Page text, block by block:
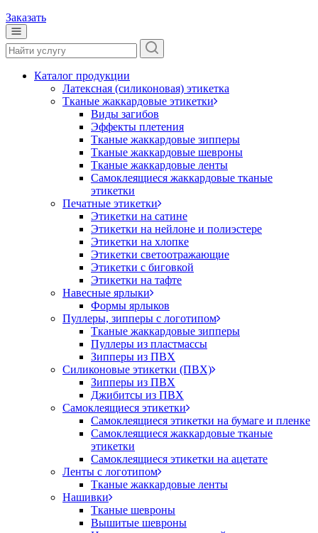
Заказать
Каталог продукции
Латексная (силиконовая) этикетка
Тканые жаккардовые этикетки
Виды загибов
Эффекты плетения
Тканые жаккардовые зипперы
Тканые жаккардовые шевроны
Тканые жаккардовые ленты
Самоклеящиеся жаккардовые тканые
этикетки
Печатные этикетки
Этикетки на сатине
Этикетки на нейлоне и полиэстере
Этикетки на хлопке
Этикетки светоотражающие
Этикетки с биговкой
Этикетки на тафте
Навесные ярлыки
Формы ярлыков
Пуллеры, зипперы с логотипом
Тканые жаккардовые зипперы
Пуллеры из пластмассы
Зипперы из ПВХ
Силиконовые этикетки (ПВХ)
Зипперы из ПВХ
Джибитсы из ПВХ
Самоклеящиеся этикетки
Самоклеящиеся этикетки на бумаге и пленке
Самоклеящиеся жаккардовые тканые
этикетки
Самоклеящиеся этикетки на ацетате
Ленты с логотипом
Тканые жаккардовые ленты
Нашивки
Тканые шевроны
Вышитые шевроны